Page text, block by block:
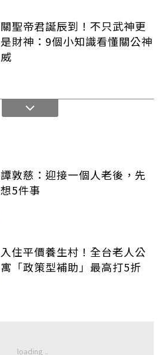
關聖帝君誕辰到！不只武神更
是財神：9個小知識看懂關公神
威
譚敦慈：迎接一個人老後，先
想5件事
入住平價養生村！全台老人公
寓「政策型補助」最高打5折